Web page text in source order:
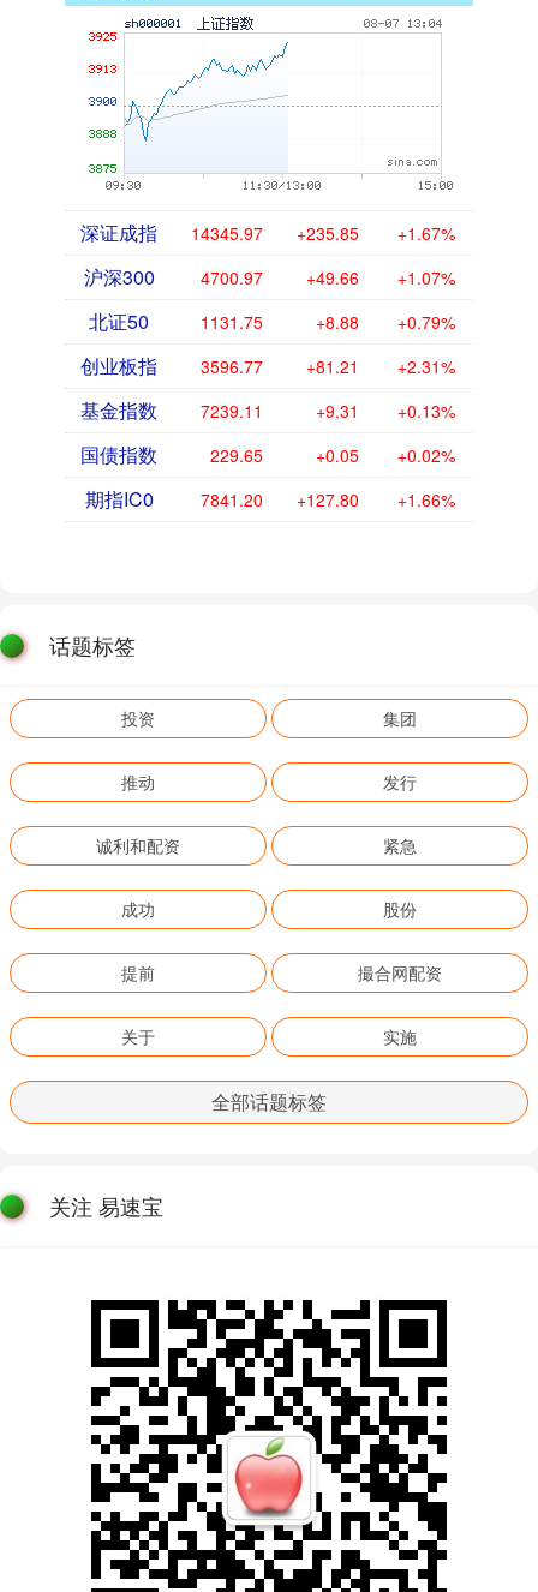
深证成指 14345.97 +235.85 +1.67%
沪深300 4700.97 +49.66 +1.07%
北证50 1131.75 +8.88 +0.79%
创业板指 3596.77 +81.21 +2.31%
基金指数 7239.11 +9.31 +0.13%
国债指数 229.65 +0.05 +0.02%
期指IC0 7841.20 +127.80 +1.66%
话题标签
投资 集团
推动 发行
诚利和配资 紧急
成功 股份
提前 撮合网配资
关于 实施
全部话题标签
关注 易速宝